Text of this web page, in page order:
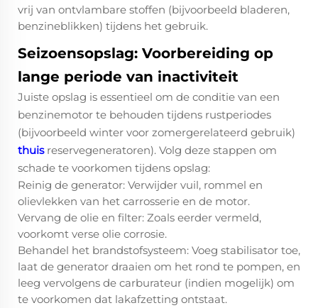
vrij van ontvlambare stoffen (bijvoorbeeld bladeren,
benzineblikken) tijdens het gebruik.
Seizoensopslag: Voorbereiding op
lange periode van inactiviteit
Juiste opslag is essentieel om de conditie van een
benzinemotor te behouden tijdens rustperiodes
(bijvoorbeeld winter voor zomergerelateerd gebruik)
thuis reservegeneratoren). Volg deze stappen om
schade te voorkomen tijdens opslag:
Reinig de generator: Verwijder vuil, rommel en
olievlekken van het carrosserie en de motor.
Vervang de olie en filter: Zoals eerder vermeld,
voorkomt verse olie corrosie.
Behandel het brandstofsysteem: Voeg stabilisator toe,
laat de generator draaien om het rond te pompen, en
leeg vervolgens de carburateur (indien mogelijk) om
te voorkomen dat lakafzetting ontstaat.